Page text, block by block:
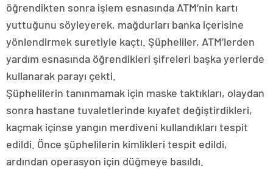
öğrendikten sonra işlem esnasında ATM‘nin kartı
yuttuğunu söyleyerek, mağdurları banka içerisine
yönlendirmek suretiyle kaçtı. Şüpheliler, ATM’lerden
yardım esnasında öğrendikleri şifreleri başka yerlerde
kullanarak parayı çekti.
Şüphelilerin tanınmamak için maske taktıkları, olaydan
sonra hastane tuvaletlerinde kıyafet değiştirdikleri,
kaçmak içinse yangın merdiveni kullandıkları tespit
edildi. Önce şüphelilerin kimlikleri tespit edildi,
ardından operasyon için düğmeye basıldı.